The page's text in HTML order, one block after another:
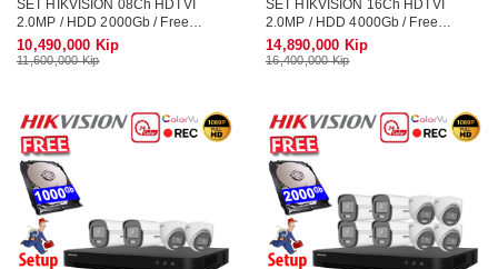
SET HIKVISION 08Ch HDTVI
2.0MP / HDD 2000Gb / Free
Accessories / 265 + ເທກໂນໂລຢີ
ໃຫມ່ ເກັບຂໍມູ່ນໄດ້ຫລາຍກ່ວາ
10,490,000 Kip
11,600,000 Kip
SET HIKVISION 16Ch HDTVI
2.0MP / HDD 4000Gb / Free
Accessories / 265 + ເທກໂນໂລຢີ
ໃຫມ່ ເກັບຂໍມູ່ນໄດ້ຫລາຍກ່ວາ
14,890,000 Kip
16,400,000 Kip